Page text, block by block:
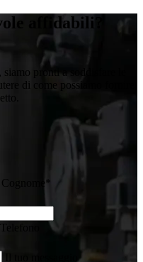
affidabili?
pronti a soddisfare le
di come possiamo fornire
Cognome*